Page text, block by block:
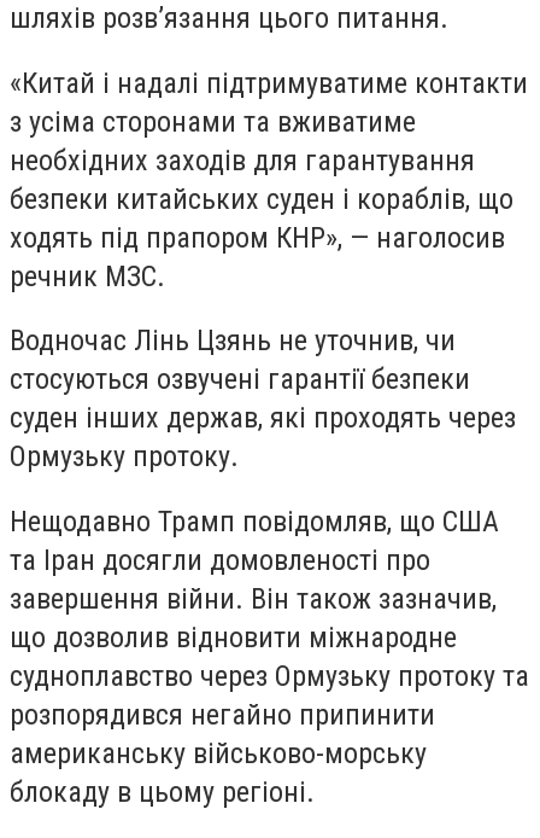
шляхів розв’язання цього питання.
«Китай і надалі підтримуватиме контакти
з усіма сторонами та вживатиме
необхідних заходів для гарантування
безпеки китайських суден і кораблів, що
ходять під прапором КНР», — наголосив
речник МЗС.
Водночас Лінь Цзянь не уточнив, чи
стосуються озвучені гарантії безпеки
суден інших держав, які проходять через
Ормузьку протоку.
Нещодавно Трамп повідомляв, що США
та Іран досягли домовленості про
завершення війни. Він також зазначив,
що дозволив відновити міжнародне
судноплавство через Ормузьку протоку та
розпорядився негайно припинити
американську військово-морську
блокаду в цьому регіоні.